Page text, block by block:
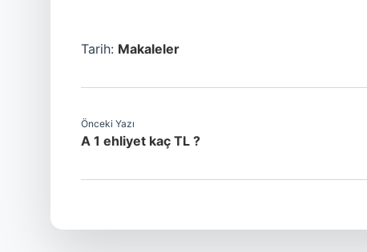
Tarih: Makaleler
Önceki Yazı
A 1 ehliyet kaç TL ?